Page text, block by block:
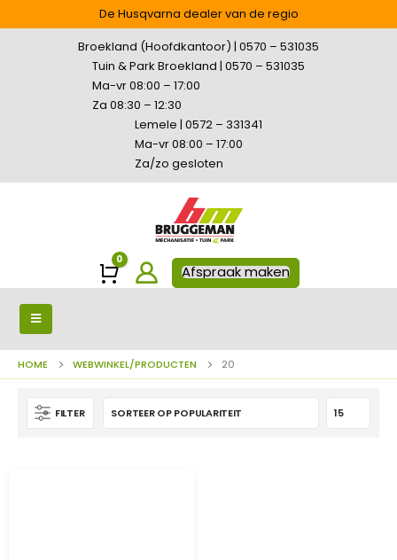
De Husqvarna dealer van de regio
Broekland (Hoofdkantoor) | 0570 – 531035
Tuin & Park Broekland | 0570 – 531035
Ma-vr 08:00 – 17:00
Za 08:30 – 12:30
Lemele | 0572 – 331341
Ma-vr 08:00 – 17:00
Za/zo gesloten
Winkelwagen
0
Afspraak maken
HOME WEBWINKEL/PRODUCTEN 20
FILTER